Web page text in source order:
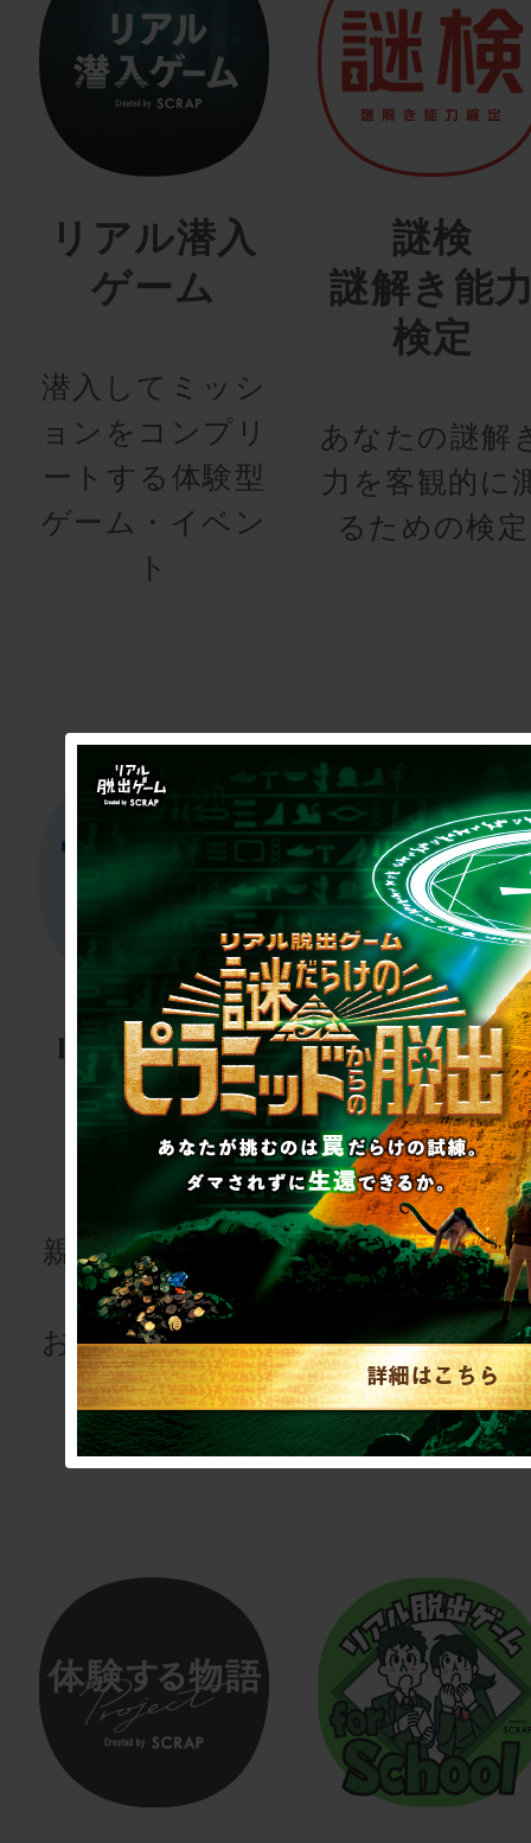
リアル潜入
ゲーム
潜入してミッシ
ョンをコンプリ
ートする体験型
ゲーム・イベン
ト
謎検
謎解き能
検定
あなたの謎解
力を客観的に
るための検定
リアル脱出
ゲーム
for kids
親子で楽しむ謎
解きを
お届けします！
リアル脱
ゲーム
研修・懇
会
研修用・懇親
用会議
室型リアル脱
ゲーム